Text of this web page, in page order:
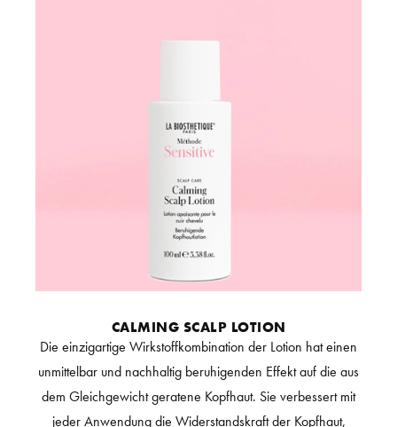
CALMING SCALP LOTION
Die einzigartige Wirkstoffkombination der Lotion hat einen
unmittelbar und nachhaltig beruhigenden Effekt auf die aus
dem Gleichgewicht geratene Kopfhaut. Sie verbessert mit
jeder Anwendung die Widerstandskraft der Kopfhaut,